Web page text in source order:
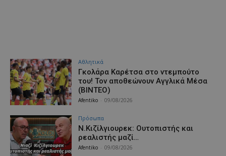
Αθλητικά
Γκολάρα Καρέτσα στο ντεμπούτο
του! Τον αποθεώνουν Αγγλικά Μέσα
(ΒΙΝΤΕΟ)
Afentiko 09/08/2026
Πρόσωπα
Ν.Κιζίλγιουρεκ: Ουτοπιστής και
ρεαλιστής μαζί…
Afentiko 09/08/2026